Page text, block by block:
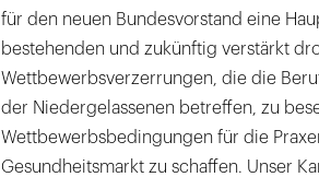
für den neuen Bundesvorstand eine
bestehenden und zukünftig verstärkt
Wettbewerbsverzerrungen, die die
der Niedergelassenen betreffen, zu
Wettbewerbsbedingungen für die
Gesundheitsmarkt zu schaffen. Unser